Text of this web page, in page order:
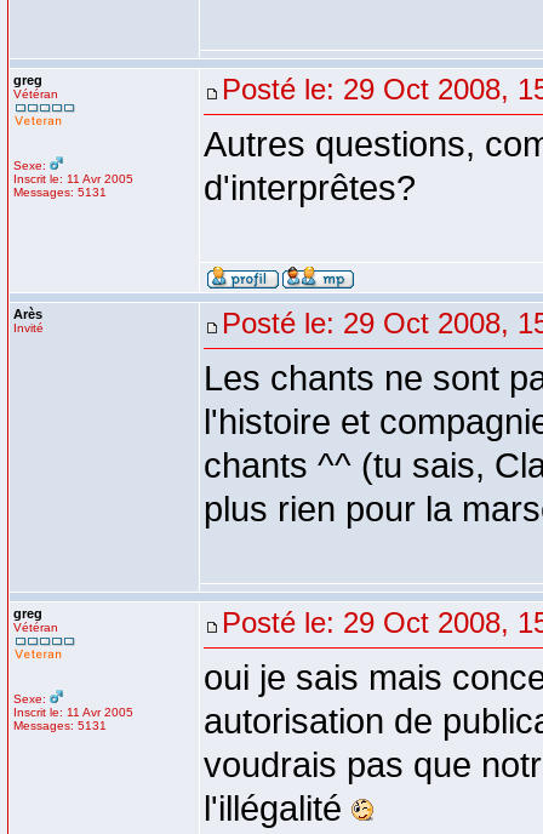
greg
Vétéran
Sexe:
Inscrit le: 11 Avr 2005
Messages: 5131
Posté le: 29 Oct 2008,
Autres questions,
d'interprêtes?
Arès
Invité Posté le: 29 Oct 2008,
Les chants ne sont
l'histoire et
chants ^^ (tu sais,
plus rien pour la
greg
Vétéran
Sexe:
Inscrit le: 11 Avr 2005
Messages: 5131
Posté le: 29 Oct 2008,
oui je sais mais
autorisation de
voudrais pas que
l'illégalité